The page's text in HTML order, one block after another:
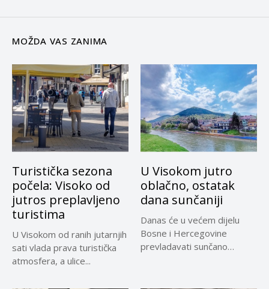
MOŽDA VAS ZANIMA
Turistička sezona
počela: Visoko od
jutros preplavljeno
turistima
U Visokom od ranih jutarnjih
sati vlada prava turistička
atmosfera, a ulice...
U Visokom jutro
oblačno, ostatak
dana sunčaniji
Danas će u većem dijelu
Bosne i Hercegovine
prevladavati sunčano